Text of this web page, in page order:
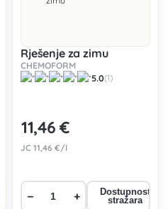
Rješenje za zimu
CHEMOFORM
5.0(1)
11,46 €
JC 11,46 €/l
− +
Dostupnost
stražara